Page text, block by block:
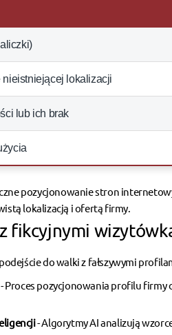
lokalizacji
lub ich brak
pozycjonowanie stron
lokalizacją i ofertą firmy.
fikcyjnymi
do walki z fałszywymi
Proces pozycjonowania profilu firmy
- Algorytmy AI analizują